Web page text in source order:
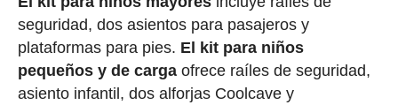
seguridad, dos asientos para pasajeros y
plataformas para pies. El kit para niños
pequeños y de carga ofrece raíles de seguridad,
asiento infantil, dos alforjas Coolcave y